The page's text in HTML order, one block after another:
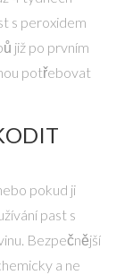
s peroxidem
již po prvním
potřebovat
pokud ji
past s
Bezpečnější
a ne